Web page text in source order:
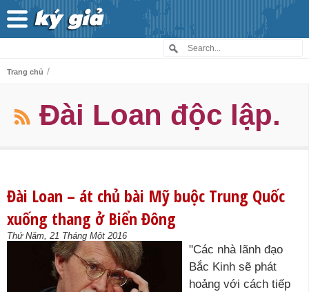
Trang chủ /
Đài Loan độc lập.
Đài Loan – át chủ bài Mỹ buộc Trung Quốc
xuống thang ở Biển Đông
Thứ Năm, 21 Tháng Một 2016
"Các nhà lãnh đạo
Bắc Kinh sẽ phát
hoảng với cách tiếp